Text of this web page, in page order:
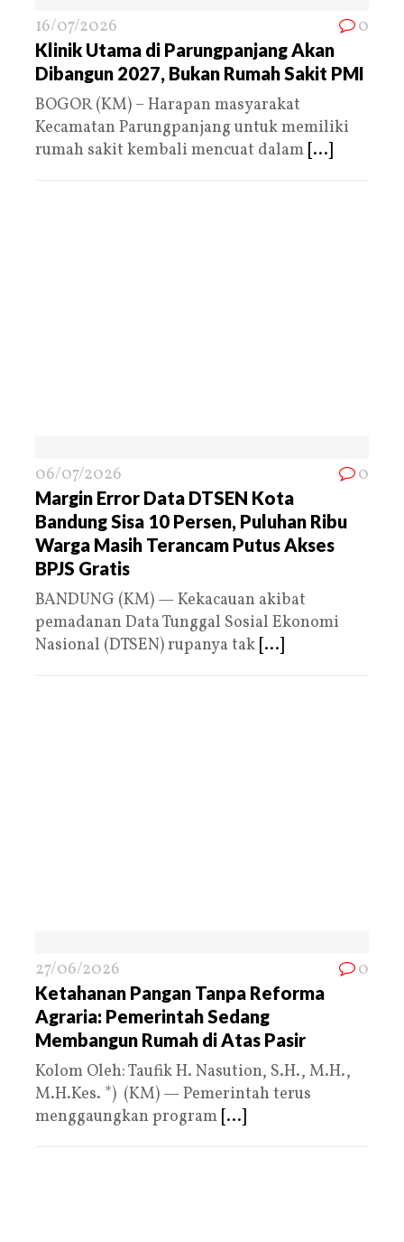
16/07/2026 0
Klinik Utama di Parungpanjang Akan
Dibangun 2027, Bukan Rumah Sakit PMI
BOGOR (KM) – Harapan masyarakat
Kecamatan Parungpanjang untuk memiliki
rumah sakit kembali mencuat dalam [...]
06/07/2026 0
Margin Error Data DTSEN Kota
Bandung Sisa 10 Persen, Puluhan Ribu
Warga Masih Terancam Putus Akses
BPJS Gratis
BANDUNG (KM) — Kekacauan akibat
pemadanan Data Tunggal Sosial Ekonomi
Nasional (DTSEN) rupanya tak [...]
27/06/2026 0
Ketahanan Pangan Tanpa Reforma
Agraria: Pemerintah Sedang
Membangun Rumah di Atas Pasir
Kolom Oleh: Taufik H. Nasution, S.H., M.H.,
M.H.Kes. *) (KM) — Pemerintah terus
menggaungkan program [...]